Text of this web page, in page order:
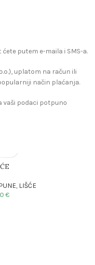
putem e-maila i SMS-a.
uplatom na račun ili
način plaćanja.
vaši podaci potpuno
, LIŠĆE
€